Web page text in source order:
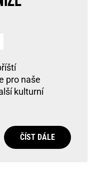
pro naše
kulturní
ČÍST DÁLE